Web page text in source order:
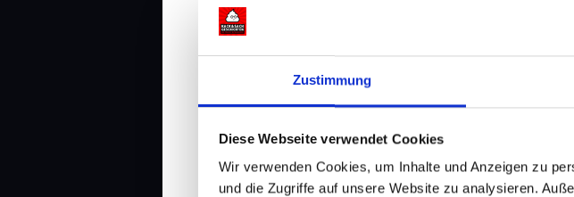
Zustimmung
Diese Webseite verwendet Cookies
Wir verwenden Cookies, um Inhalte und Anzeigen zu
und die Zugriffe auf unsere Website zu analysieren.
Hamburger Abendblatt
Jubiblähungs-Stream –
10 Jahre Kackis